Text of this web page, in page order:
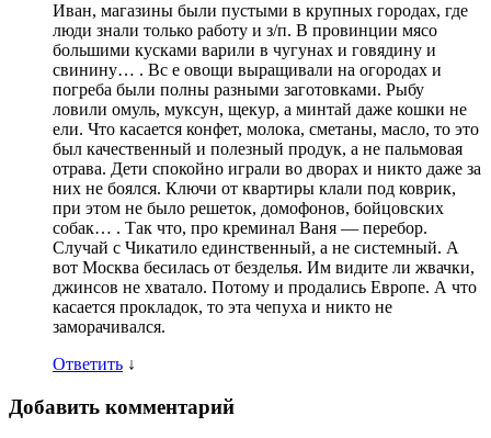
Иван, магазины были пустыми в крупных городах, где
люди знали только работу и з/п. В провинции мясо
большими кусками варили в чугунах и говядину и
свинину… . Вс е овощи выращивали на огородах и
погреба были полны разными заготовками. Рыбу
ловили омуль, муксун, щекур, а минтай даже кошки не
ели. Что касается конфет, молока, сметаны, масло, то это
был качественный и полезный продук, а не пальмовая
отрава. Дети спокойно играли во дворах и никто даже за
них не боялся. Ключи от квартиры клали под коврик,
при этом не было решеток, домофонов, бойцовских
собак… . Так что, про креминал Ваня — перебор.
Случай с Чикатило единственный, а не системный. А
вот Москва бесилась от безделья. Им видите ли жвачки,
джинсов не хватало. Потому и продались Европе. А что
касается прокладок, то эта чепуха и никто не
заморачивался.
Ответить ↓
Добавить комментарий